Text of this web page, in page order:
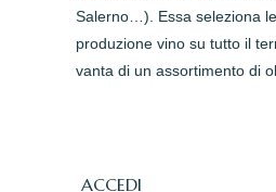
Salerno…). Essa seleziona
produzione vino su tutto il
vanta di un assortimento di
ACCEDI